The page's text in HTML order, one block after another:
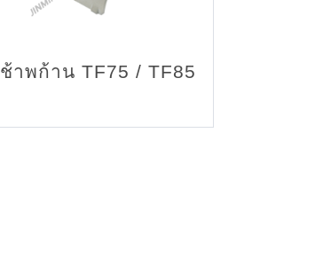
ช้าพก้าน TF75 / TF85